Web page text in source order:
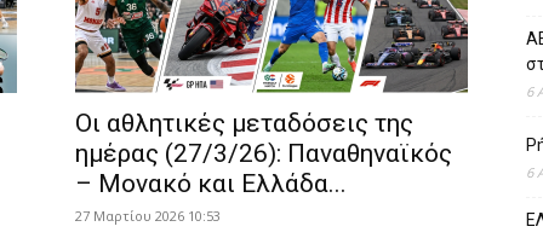
Οι αθλητικές μεταδόσεις της
ημέρας (27/3/26): Παναθηναϊκός
– Μονακό και Ελλάδα...
27 Μαρτίου 2026 10:53
6
6